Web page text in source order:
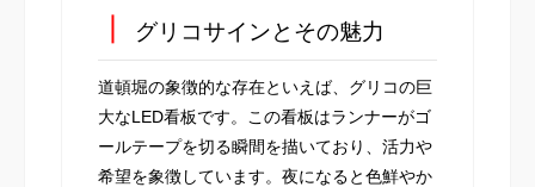
グリコサインとその魅力
道頓堀の象徴的な存在といえば、グリコの巨
大なLED看板です。この看板はランナーがゴ
ールテープを切る瞬間を描いており、活力や
希望を象徴しています。夜になると色鮮やか